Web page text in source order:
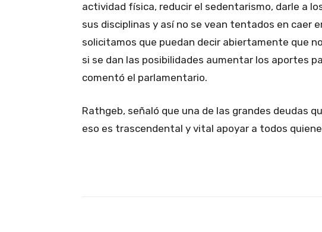
actividad física, reducir el sedentarismo, darle a
sus disciplinas y así no se vean tentados en caer
solicitamos que puedan decir abiertamente que
si se dan las posibilidades aumentar los aportes
comentó el parlamentario.
Rathgeb, señaló que una de las grandes deudas
eso es trascendental y vital apoyar a todos